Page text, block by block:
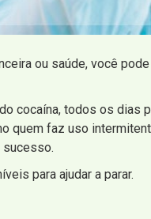
ou saúde, você
cocaína, todos os
faz uso
sucesso.
para ajudar a parar.